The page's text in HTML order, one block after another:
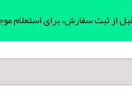
از ثبت سفارش، برای استعلام